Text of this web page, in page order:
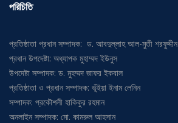
পরিচিতি
প্রতিষ্ঠাতা প্রধান সম্পাদক: ড. আবদুল্লাহ আল-মুতী শরফুদ্দীন
প্রধান উপদেষ্টা: অধ্যাপক মুহাম্মদ ইউনুস
উপদেষ্টা সম্পাদক: ড. মুহম্মদ জাফর ইকবাল
প্রতিষ্ঠাতা ও প্রধান সম্পাদক: ভূঁইয়া ইনাম লেনিন
সম্পাদক: প্রকৌশলী হাকিকুর রহমান
অনলাইন সম্পাদক: মো. কামরুল আহসান